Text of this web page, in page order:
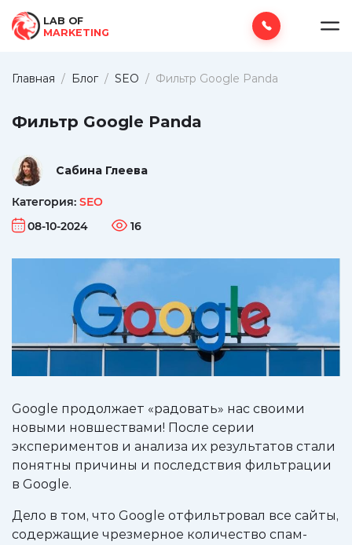
LAB OF
MARKETING
Главная / Блог / SEO / Фильтр Google Panda
Фильтр Google Panda
Сабина Глеева
Категория: SEO
08-10-2024
16
Google продолжает «радовать» нас своими
новыми новшествами! После серии
экспериментов и анализа их результатов стали
понятны причины и последствия фильтрации
в Google.
Дело в том, что Google отфильтровал все сайты,
содержащие чрезмерное количество спам-